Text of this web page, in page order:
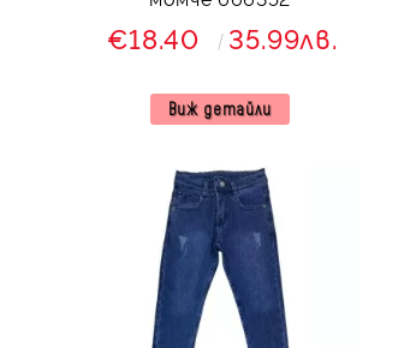
€18.40 35.99лв.
Виж детайли